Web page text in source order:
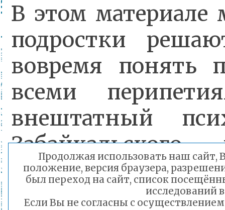
В этом материале
подростки
вовремя понять
всеми
внештатный
профессорОльга
ЧитыЕлена
Продолжая использовать наш сайт,
положение, версия браузера,
был переход на сайт, список
исследований
Если Вы не согласны с